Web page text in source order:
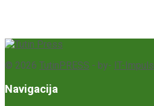
© 2026 TutinPRESS - by- IT-Impuls
Navigacija